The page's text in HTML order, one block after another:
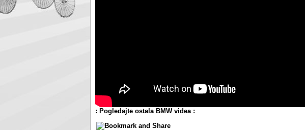
: Pogledajte ostala BMW videa :